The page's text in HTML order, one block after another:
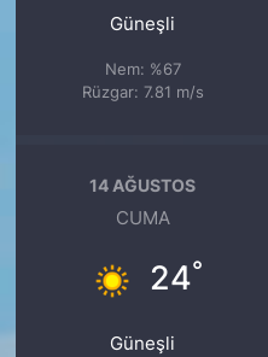
Güneşli
Nem: %67
Rüzgar: 7.81 m/s
14 AĞUSTOS
CUMA
24°
Güneşli